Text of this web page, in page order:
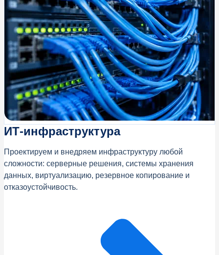
ИТ‑инфраструктура
Проектируем и внедряем инфраструктуру любой
сложности: серверные решения, системы хранения
данных, виртуализацию, резервное копирование и
отказоустойчивость.